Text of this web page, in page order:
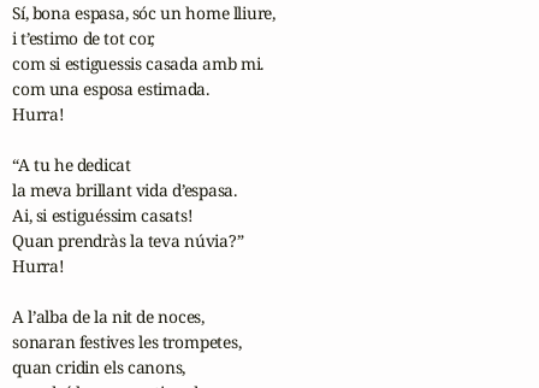
Sí, bona espasa, sóc un home lliure,
i t’estimo de tot cor,
com si estiguessis casada amb mi.
com una esposa estimada.
Hurra!
“A tu he dedicat
la meva brillant vida d’espasa.
Ai, si estiguéssim casats!
Quan prendràs la teva núvia?”
Hurra!
A l’alba de la nit de noces,
sonaran festives les trompetes,
quan cridin els canons,